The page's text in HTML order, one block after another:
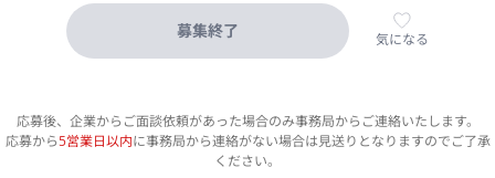
募集終了 気になる
応募後、企業からご面談依頼があった場合のみ事務局からご連絡いたします。
応募から5営業日以内に事務局から連絡がない場合は見送りとなりますのでご了承
ください。